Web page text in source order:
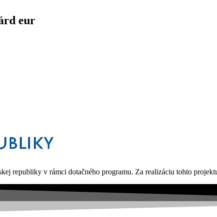
eur
republiky v rámci dotačného programu. Za realizáciu tohto